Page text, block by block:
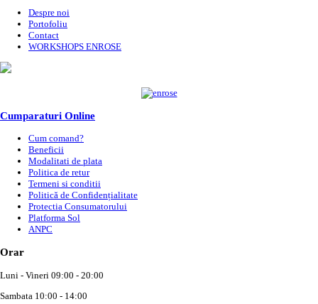
Despre noi
Portofoliu
Contact
WORKSHOPS ENROSE
Cumparaturi Online
Cum comand?
Beneficii
Modalitati de plata
Politica de retur
Termeni si conditii
Politică de Confidențialitate
Protectia Consumatorului
Platforma Sol
ANPC
Orar
Luni - Vineri 09:00 - 20:00
Sambata 10:00 - 14:00